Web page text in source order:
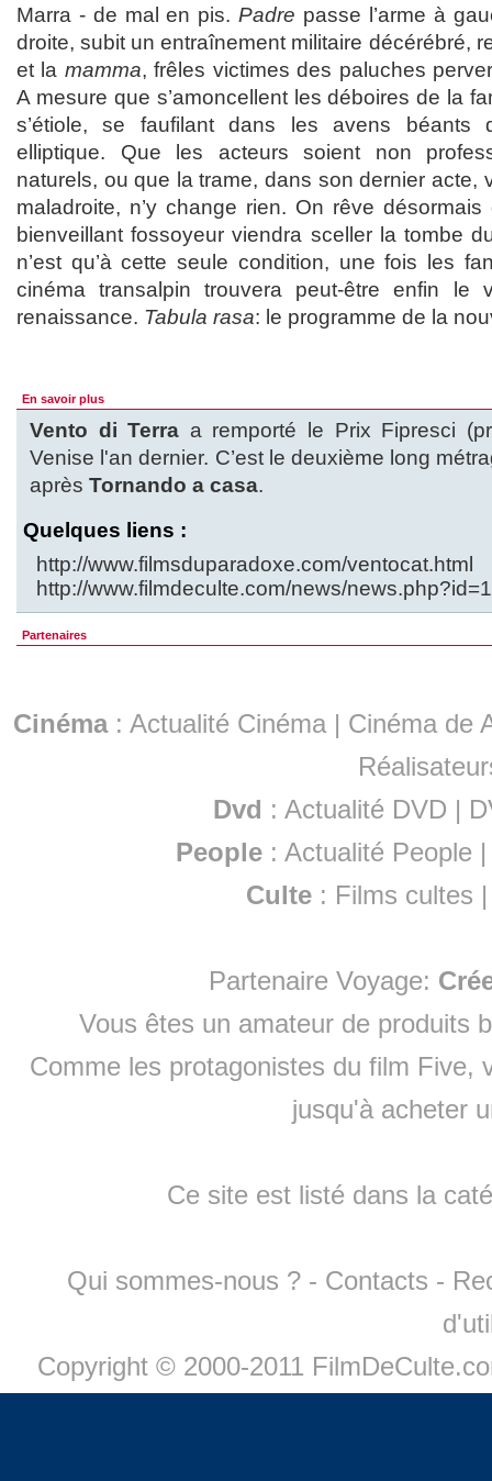
Marra - de mal en pis.Padre passe l’arme à
droite, subit un entraînement militaire décérébré,
et la mamma, frêles victimes des paluches
A mesure que s’amoncellent les déboires de la
s’étiole, se faufilant dans les avens béants
elliptique. Que les acteurs soient non
naturels, ou que la trame, dans son dernier acte,
maladroite, n’y change rien. On rêve
bienveillant fossoyeur viendra sceller la tombe
n’est qu’à cette seule condition, une fois les
cinéma transalpin trouvera peut-être enfin le
renaissance. Tabula rasa: le programme de la
En savoir plus
Vento di Terra a remporté le Prix Fipresci
Venise l'an dernier. C’est le deuxième long
après Tornando a casa.
Quelques liens :
http://www.filmsduparadoxe.com/ventocat.html
http://www.filmdeculte.com/news/
Partenaires
Cinéma: Actualité Cinéma | Cinéma de
Dvd : Actualité DVD |
People :Actualité People
Culte : Films cultes
Partenaire Voyage:
Vous êtes un amateur de produits
Comme les protagonistes du film Five,
jusqu'à acheter
Ce site est listé dans la
Qui sommes-nous ? - Contacts -
Copyright © 2000-2011